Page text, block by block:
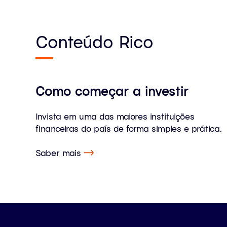
Conteúdo Rico
Como começar a investir
Invista em uma das maiores instituições
financeiras do país de forma simples e prática.
Saber mais